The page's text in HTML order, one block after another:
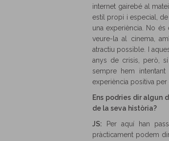
internet gairebé al
estil propi i especial,
una experiència. No
veure-la al cinema,
atractiu possible. I
anys de crisis, però,
sempre hem
experiència positiva per
Ens podries dir algun
de la seva història?
JS: Per aquí han
pràcticament podem